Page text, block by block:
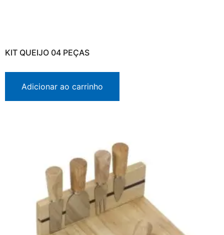
KIT QUEIJO 04 PEÇAS
Adicionar ao carrinho